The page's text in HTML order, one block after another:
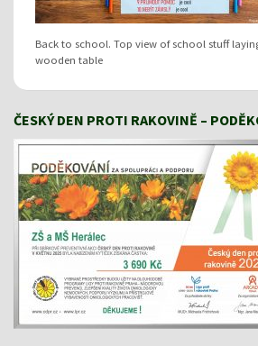
Back to school. Top view of school stuff
wooden table
ČESKÝ DEN PROTI RAKOVINĚ –